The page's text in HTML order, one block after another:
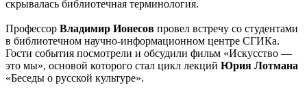
скрывалась библиотечная терминология.
Профессор Владимир Ионесов провел встречу со студентами
в библиотечном научно-информационном центре СГИКа.
Гости события посмотрели и обсудили фильм «Искусство —
это мы», основой которого стал цикл лекций Юрия Лотмана
«Беседы о русской культуре».